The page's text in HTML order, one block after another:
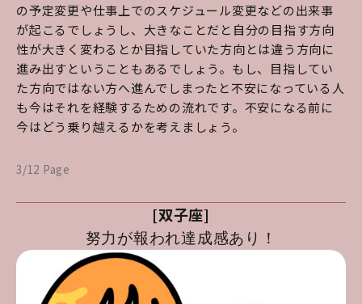
の予定変更や仕事上でのスケジュール変更などの出来事
が起こるでしょうし、大きなことだと自分の目指す方向
性が大きく変わるとか目指していた方向とは違う方向に
進み出すということもあるでしょう。もし、目指してい
た方向ではない方へ進んでしまったと不安になっている人
も今はそれを経験するための流れです。不安になる前に
今はどう乗り越えるかを考えましょう。
3/12 Page
[双子座]
努力が報われ達成感あり！